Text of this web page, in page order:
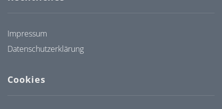
Impressum
Datenschutzerklärung
Cookies